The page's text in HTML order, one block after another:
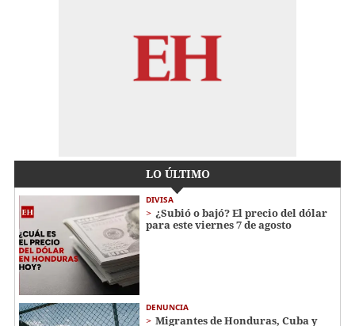
LO ÚLTIMO
DIVISA
¿Subió o bajó? El precio del dólar
para este viernes 7 de agosto
DENUNCIA
Migrantes de Honduras, Cuba y